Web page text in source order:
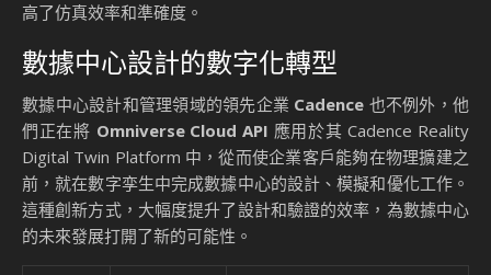
高了仿真效率和準確度。
數據中心設計的數字化轉型
數據中心設計和管理領域的領先企業 Cadence 也不例外，他
們正在將 Omniverse Cloud API 應用於其 Cadence Reality
Digital Twin Platform 中，從而使企業客戶能夠在物理擴建之
前，就在數字孪生中完成數據中心的設計、模擬和優化工作。
這種創新方式，大幅度提升了設計和驗證的效率，為數據中心
的未來發展打開了新的可能性。